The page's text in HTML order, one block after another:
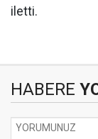
iletti.
HABERE